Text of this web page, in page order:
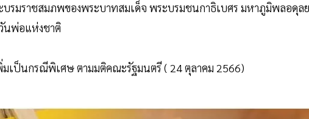
มราชสมภพของพระบาทสมเด็จ พระบรมชนกาธิเบศร มหาภูมิพลอดุลย
นพ่อแห่งชาติ
เป็นกรณีพิเศษ ตามมติคณะรัฐมนตรี ( 24 ตุลาคม 2566)